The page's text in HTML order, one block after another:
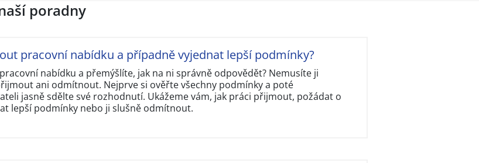
poradny
pracovní nabídku a případně vyjednat lepší podmínky?
nabídku a přemýšlíte, jak na ni správně odpovědět? Nemusíte ji
ani odmítnout. Nejprve si ověřte všechny podmínky a poté
jasně sdělte své rozhodnutí. Ukážeme vám, jak práci přijmout, požádat o
lepší podmínky nebo ji slušně odmítnout.